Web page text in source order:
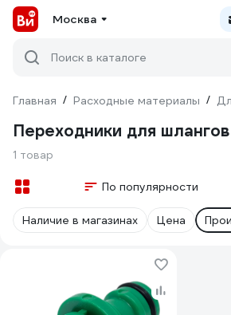
Москва
Поиск в каталоге
Главная / Расходные материалы /
Переходники для
1 товар
По популярности
Наличие в магазинах Цена